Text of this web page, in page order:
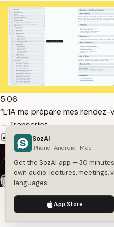
5:06
“L’IA me prépare mes
— Transcript
640
1 French
We use cookies to enhance your
SozAI
iPhone · Android · Mac
Get the SozAI app — 30
own audio: lectures, meetings,
languages.
App Store